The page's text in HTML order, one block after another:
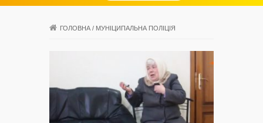
ГОЛОВНА / МУНІЦИПАЛЬНА ПОЛІЦІЯ